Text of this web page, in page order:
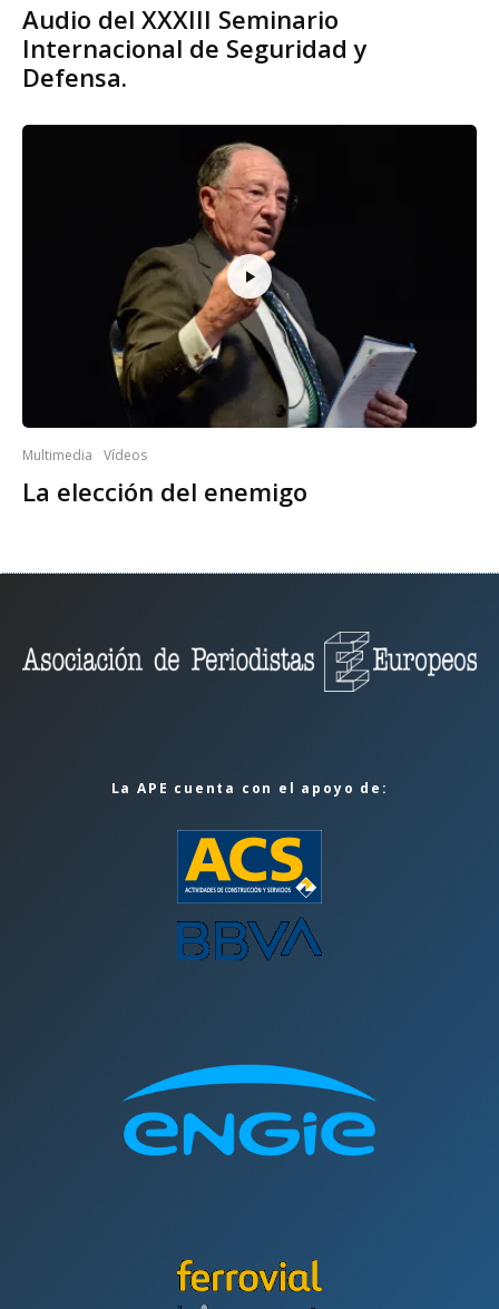
Audio del XXXIII Seminario
Internacional de Seguridad y
Defensa.
Multimedia Vídeos
La elección del enemigo
La APE cuenta con el apoyo de: